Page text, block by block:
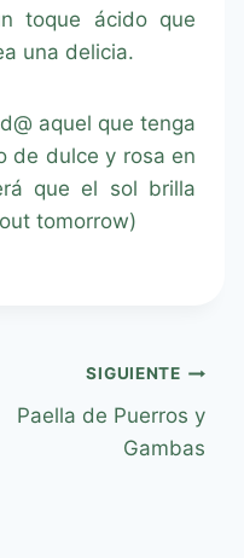
toque ácido que
una delicia.
aquel que tenga
de dulce y rosa en
que el sol brilla
tomorrow)
SIGUIENTE
Paella de Puerros y
Gambas